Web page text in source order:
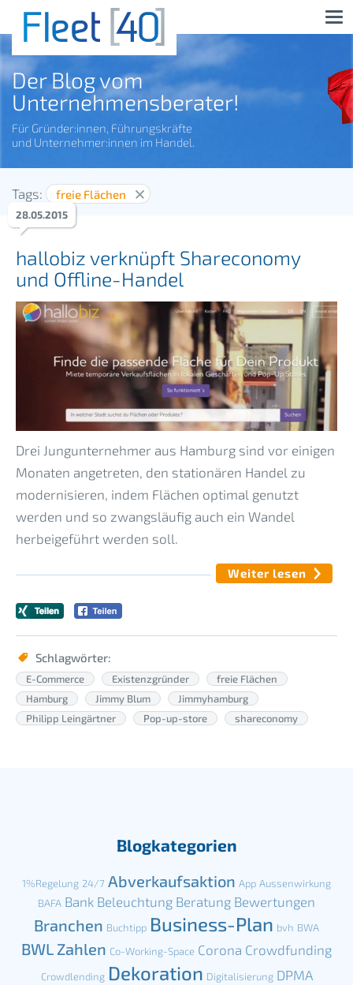
Der Blog vom
Unternehmensberater!
Für Gründer:innen, Führungskräfte
und Unternehmer:innen im Handel.
Tags: freie Flächen
hallobiz verknüpft Shareconomy
und Offline-Handel
Drei Jungunternehmer aus Hamburg sind vor einigen
Monaten angetreten, den stationären Handel zu
modernisieren, indem Flächen optimal genutzt
werden und so zwangsläufig auch ein Wandel
herbeigeführt werden soll.
Weiter lesen
28.05.2015
Schlagwörter:
E-Commerce Existenzgründer
freie Flächen
Hamburg
Jimmy Blum
Jimmyhamburg
Philipp Leingärtner
Pop-up-store shareconomy
Blogkategorien
1%Regelung 24/7 Abverkaufsaktion App Aussenwirkung
BAFA Bank Beleuchtung Beratung Bewertungen
Branchen Buchtipp Business-Plan bvh BWA
BWL Zahlen Co-Working-Space Corona Crowdfunding
Crowdlending Dekoration Digitalisierung DPMA